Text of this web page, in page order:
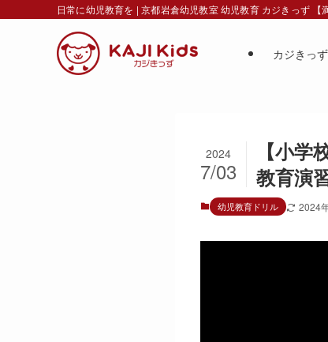
日常に幼児教育を | 京都岩倉幼児教室 幼児教育 カジきっず 【
カジきっ
【小
教育演
2024
7/03
幼児教育ドリル 2024